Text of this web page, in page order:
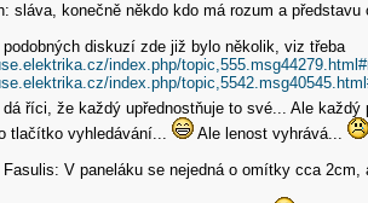
sláva, konečně někdo kdo má rozum a
podobných diskuzí zde již bylo několik, viz třeba
index.php/
index.php/
říci, že každý upřednostňuje to své... Ale každý
tlačítko vyhledávání...
Ale lenost vyhrává...
Fasulis: V paneláku se nejedná o omítky cca